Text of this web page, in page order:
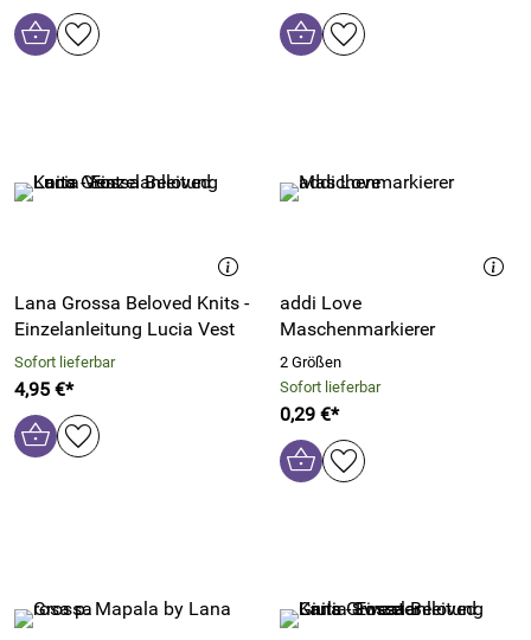
Lana Grossa Beloved Knits -
Einzelanleitung Lucia Vest
Sofort lieferbar
4,95 €*
addi Love
Maschenmarkierer
2 Größen
Sofort lieferbar
0,29 €*